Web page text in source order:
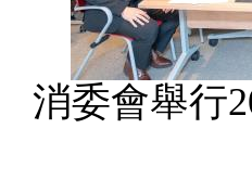
消委會舉行